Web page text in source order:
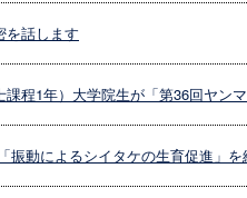
を話します
程1年）大学院生が「第36回ヤン
振動によるシイタケの生育促進」を